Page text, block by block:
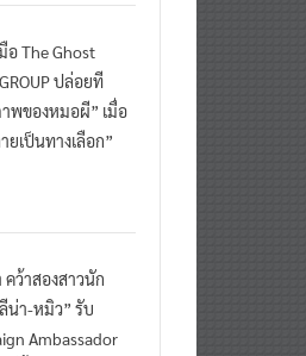
อ The Ghost
ปล่อยที
าพของหมอผี” เมื่อ
เป็นทางเลือก”
ว้าสองสาวนัก
น่า-หมิว” รับ
Ambassador